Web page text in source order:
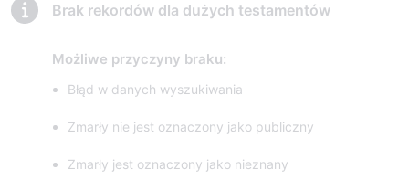
Brak rekordów dla dużych testamentów
Możliwe przyczyny braku:
Błąd w danych wyszukiwania
Zmarły nie jest oznaczony jako publiczny
Zmarły jest oznaczony jako nieznany